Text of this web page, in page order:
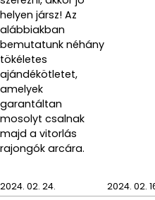
védelmét! A különleges
minőségű
palack) újrahasznosított
kristály továbbá nem
biztonságos és tartós
eleme lehet
Vesta ismertető jegye!
hiszen minden
helyen jársz! Az
alábbiakban
bemutatunk néhány
tökéletes
ajándékötletet,
amelyek
garantáltan
mosolyt csalnak
majd a vitorlás
rajongók arcára.
2024. 02. 24. 2024. 02.